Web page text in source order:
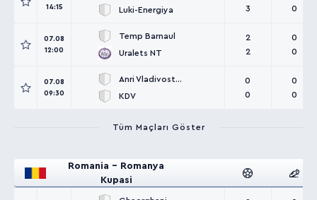
14:15
Luki-Energiya
3
0
07.08
12:00
Temp Barnaul
Uralets NT
2
2
0
0
07.08
09:30
Anri Vladivostok
KDV
0
0
0
0
Tüm Maçları Göster
Romania - Romanya
Kupasi